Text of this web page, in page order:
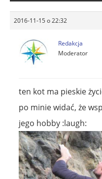
2016-11-15 o 22:32
Redakcja
Moderator
ten kot ma pieskie
po minie widać, że
jego hobby :laugh: